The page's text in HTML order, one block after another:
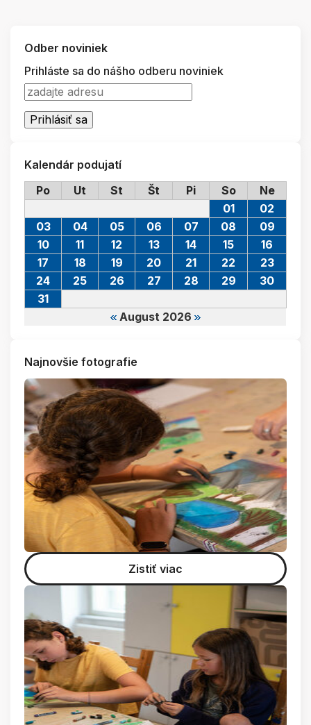
Odber noviniek
Prihláste sa do nášho odberu noviniek
Kalendár podujatí
Po
Ut St Št Pi So Ne
August 2026
01
02
03
04 05 06 07 08
09
10
11 12 13 14 15
16
17
18 19 20 21 22
23
24
25 26 27 28 29
30
31
Najnovšie fotografie
Zistiť viac